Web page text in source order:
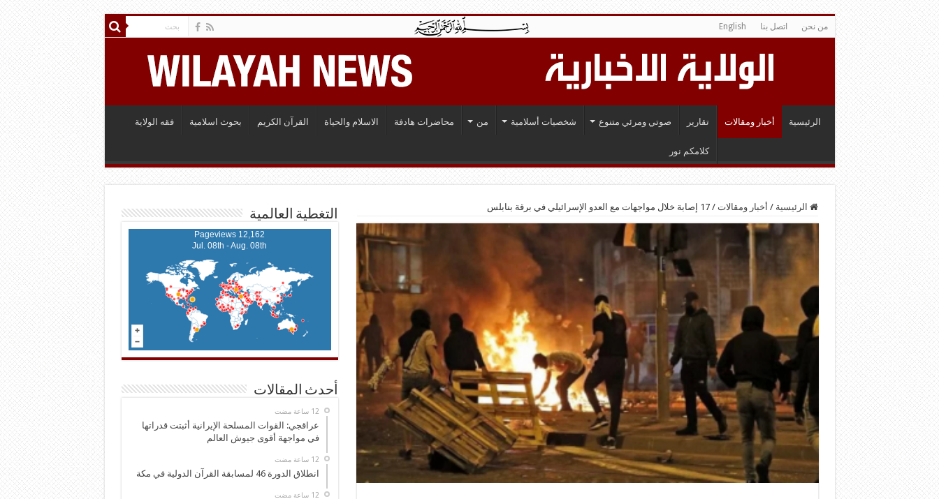
من نحن اتصل بنا English
الرئيسية أخبار ومقالات تقارير صوتي ومرئي متنوع شخصيات أسلامية من محاضرات هادفة الاسلام والحياة القرآن الكريم بحوث اسلامية فقه الولاية
كلامكم نور
الرئيسية / أخبار ومقالات / 17 إصابة خلال مواجهات مع العدو الإسرائيلي في برقة بنابلس
التغطية العالمية
12,162 Pageviews
Jul. 08th - Aug. 08th
أحدث المقالات
عراقجي: القوات المسلحة الإيرانية أثبتت قدراتها
في مواجهة أقوى جيوش العالم
انطلاق الدورة 46 لمسابقة القرآن الدولية في مكة